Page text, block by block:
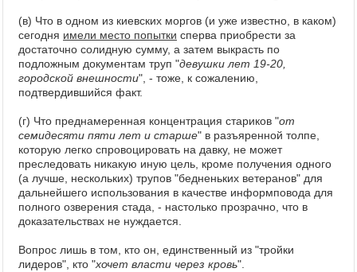
(в) Что в одном из киевских моргов (и уже известно, в каком)
сегодня имели место попытки сперва приобрести за
достаточно солидную сумму, а затем выкрасть по
подложным документам труп "девушки лет 19-20,
городской внешности", - тоже, к сожалению,
подтвердившийся факт.
(г) Что преднамеренная концентрация стариков "от
семидесяти пяти лет и старше" в разъяренной толпе,
которую легко спровоцировать на давку, не может
преследовать никакую иную цель, кроме получения одного
(а лучше, нескольких) трупов "бедненьких ветеранов" для
дальнейшего использования в качестве информповода для
полного озверения стада, - настолько прозрачно, что в
доказательствах не нуждается.
Вопрос лишь в том, кто он, единственный из "тройки
лидеров", кто "хочет власти через кровь".